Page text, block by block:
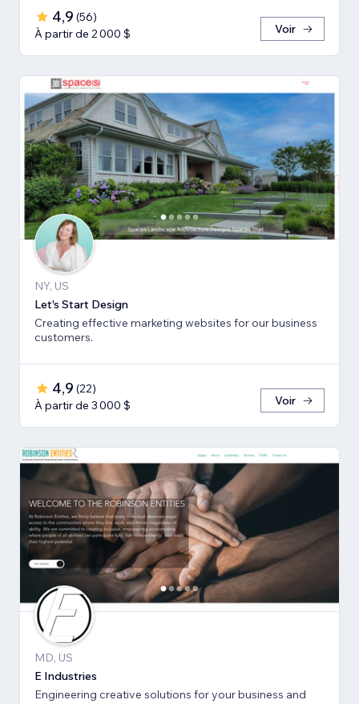
4,9 (56)
À partir de 2 000 $
Voir
NY, US
Let's Start Design
Creating effective marketing websites for our business
customers.
4,9 (22)
À partir de 3 000 $
Voir
MD, US
E Industries
Engineering creative solutions for your business and